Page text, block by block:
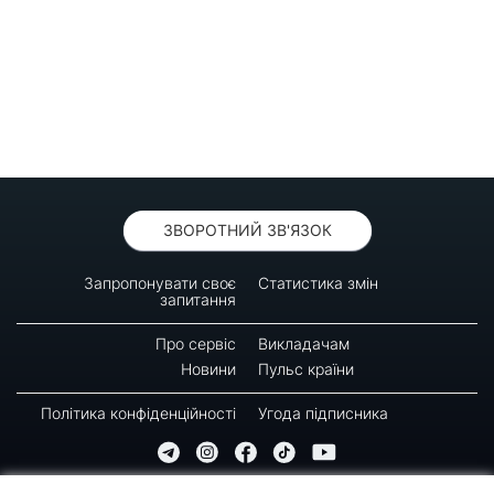
ЗВОРОТНИЙ ЗВ'ЯЗОК
Запропонувати своє
запитання
Статистика змін
Про сервіс
Викладачам
Новини
Пульс країни
Політика конфіденційності Угода підписника